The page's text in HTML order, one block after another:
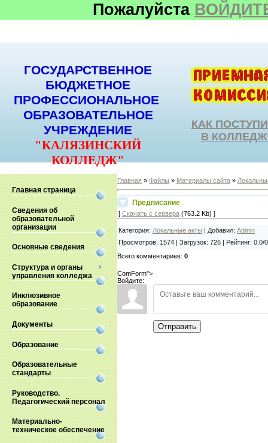
Пожалуйста
ГОСУДАРСТВЕННОЕ
БЮДЖЕТНОЕ
ПРОФЕССИОНАЛЬНОЕ
ОБРАЗОВАТЕЛЬНОЕ
УЧРЕЖДЕНИЕ
"КАЛЯЗИНСКИЙ
КОЛЛЕДЖ"
КАК
В
Главная страница
Сведения об
образовательной
организации
Основные сведения
Структура и органы
управления колледжа
Инклюзивное
образование
Документы
Образование
Образовательные
стандарты
Руководство.
Педагогический персонал
Материально-
техническое обеспечение
Главная » Файлы » Материалы сайта »
Предписание
[ Скачать с сервера (763.2 Kb) ]
Категория: Локальные акты | Добавил: Admin
Просмотров: 1574 | Загрузок: 726 | Рейтинг: 0.0/0
Всего комментариев: 0
ComForm">
Войдите:
Отправить